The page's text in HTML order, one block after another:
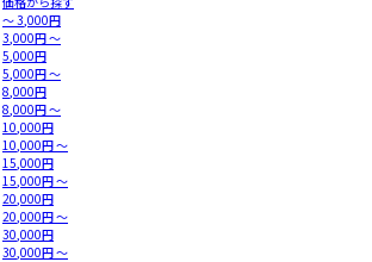
～ 3,000円
3,000円 ～
5,000円
5,000円 ～
8,000円
8,000円 ～
10,000円
10,000円 ～
15,000円
15,000円 ～
20,000円
20,000円 ～
30,000円
30,000円 ～